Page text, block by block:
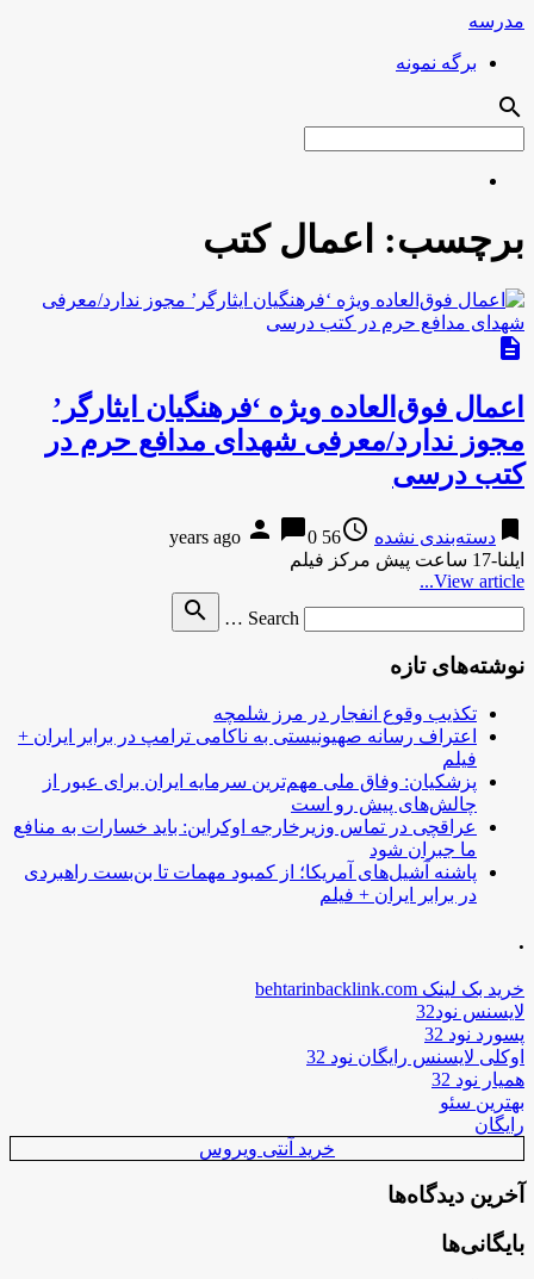
مدرسه
برگه نمونه
search
برچسب: اعمال کتب
description
اعمال فوق‌العاده ویژه ‘فرهنگیان ایثارگر’
مجوز ندارد/معرفی شهدای مدافع حرم در
کتب درسی
bookmark دسته‌بندی نشده access_time
56 years ago
person chat_bubble0
ایلنا-17 ساعت پیش مرکز فیلم
View article...
Search …
search
نوشته‌های تازه
تکذیب وقوع انفجار در مرز شلمچه
اعتراف رسانه صهیونیستی به ناکامی ترامپ در برابر ایران +
فیلم
پزشکیان: وفاق ملی مهم‌ترین سرمایه ایران برای عبور از
چالش‌های پیش رو است
عراقچی در تماس وزیرخارجه اوکراین: باید خسارات به منافع
ما جبران شود
پاشنه آشیل‌های آمریکا؛ از کمبود مهمات تا بن‌بست راهبردی
در برابر ایران + فیلم
.
خرید بک لینک behtarinbacklink.com
لایسنس نود32
پسورد نود 32
اوکلی لایسنس رایگان نود 32
همیار نود 32
بهترین سئو
رایگان
خرید آنتی ویروس
آخرین دیدگاه‌ها
بایگانی‌ها